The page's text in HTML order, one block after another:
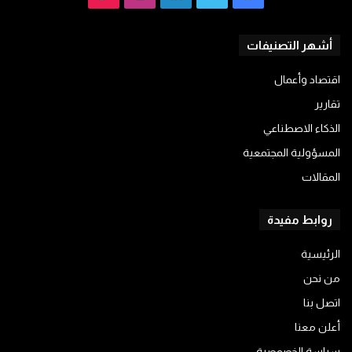
أشهر التصنيفات
اقتصاد وأعمال
تقارير
الذكاء الاصطناعي
المسؤولية المجتمعية
المقالات
روابط مفيدة
الرئيسية
من نحن
اتصل بنا
أعلن معنا